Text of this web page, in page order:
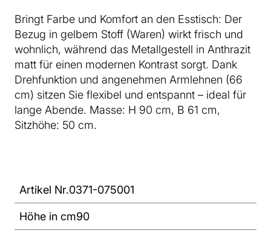
Bringt Farbe und Komfort an den Esstisch: Der
Bezug in gelbem Stoff (Waren) wirkt frisch und
wohnlich, während das Metallgestell in Anthrazit
matt für einen modernen Kontrast sorgt. Dank
Drehfunktion und angenehmen Armlehnen (66
cm) sitzen Sie flexibel und entspannt – ideal für
lange Abende. Masse: H 90 cm, B 61 cm,
Sitzhöhe: 50 cm.
Artikel Nr.0371-075001
Höhe in cm90